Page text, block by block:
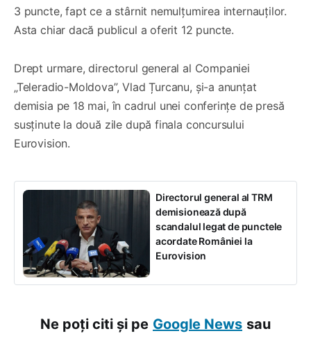
3 puncte, fapt ce a stârnit nemulțumirea internauților.
Asta chiar dacă publicul a oferit 12 puncte.
Drept urmare, directorul general al Companiei
„Teleradio-Moldova”, Vlad Țurcanu, și-a anunțat
demisia pe 18 mai, în cadrul unei conferințe de presă
susținute la două zile după finala concursului
Eurovision.
Directorul general al TRM
demisionează după
scandalul legat de punctele
acordate României la
Eurovision
Ne poți citi și pe Google News sau